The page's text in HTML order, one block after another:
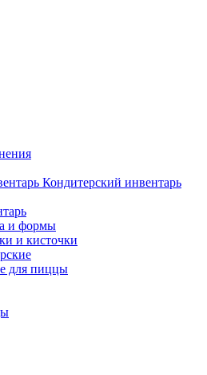
Кондитерский инвентарь
и формы
и кисточки
для пиццы